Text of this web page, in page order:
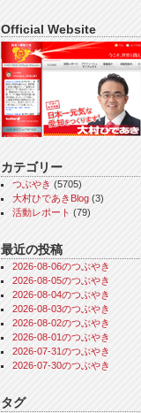
Official Website
カテゴリー
つぶやき (5705)
大村ひであきBlog (3)
活動レポート (79)
最近の投稿
2026-08-06のつぶやき
2026-08-05のつぶやき
2026-08-04のつぶやき
2026-08-03のつぶやき
2026-08-02のつぶやき
2026-08-01のつぶやき
2026-07-31のつぶやき
2026-07-30のつぶやき
タグ